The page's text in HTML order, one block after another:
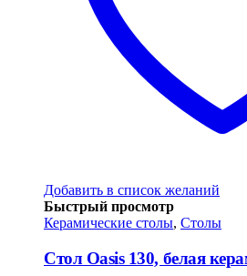
Добавить в список желаний
Быстрый просмотр
Керамические столы, Столы
Стол Oasis 130, белая